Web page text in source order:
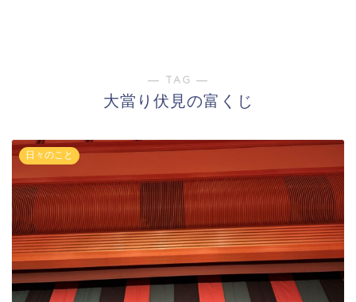
― TAG ―
大當り伏見の富くじ
日々のこと